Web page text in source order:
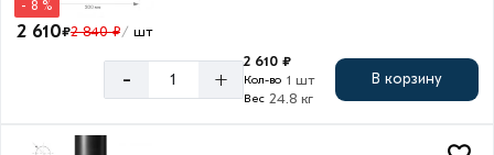
мм
лопасти
- 8 %
2 610₽2 840 ₽/ шт
- +
2 610 ₽
Кол-во 1 шт
Вес 24.8 кг
В корзину